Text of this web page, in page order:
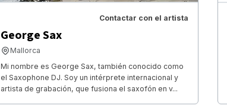
Contactar con el artista
George Sax
Mallorca
Mi nombre es George Sax, también conocido como
el Saxophone DJ. Soy un intérprete internacional y
artista de grabación, que fusiona el saxofón en v...